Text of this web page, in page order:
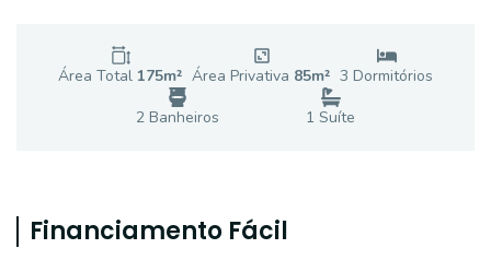
Área Total 175m² Área Privativa 85m² 3 Dormitórios
2 Banheiros 1 Suíte
Financiamento Fácil